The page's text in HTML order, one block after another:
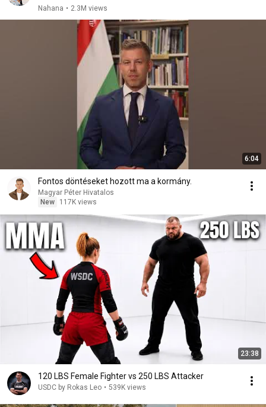
Nahana • 2.3M views
6:04
Fontos döntéseket hozott ma a kormány.
Magyar Péter Hivatalos
New
117K views
23:38
120 LBS Female Fighter vs 250 LBS Attacker
USDC by Rokas Leo • 539K views